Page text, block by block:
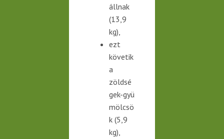
állnak
(13,9
kg),
ezt
követik
a
zöldsé
gek-gyü
mölcsö
k (5,9
kg),